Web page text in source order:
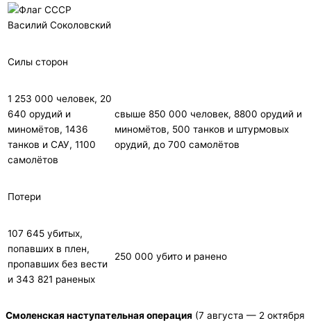
Василий Соколовский
Силы сторон
1 253 000 человек, 20
640 орудий и
миномётов, 1436
танков и САУ, 1100
самолётов
свыше 850 000 человек, 8800 орудий и
миномётов, 500 танков и штурмовых
орудий, до 700 самолётов
Потери
107 645 убитых,
попавших в плен,
пропавших без вести
и 343 821 раненых
250 000 убито и ранено
Смоленская наступательная операция (7 августа — 2 октября